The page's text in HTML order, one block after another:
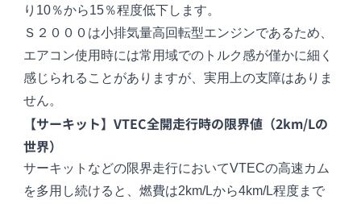
り10％から15％程度低下します。
Ｓ２０００は小排気量高回転型エンジンであるため、
エアコン使用時には常用域でのトルク感が僅かに細く
感じられることがありますが、実用上の支障はありま
せん。
【サーキット】VTEC全開走行時の限界値（2km/Lの
世界）
サーキットなどの限界走行においてVTECの高速カム
を多用し続けると、燃費は2km/Lから4km/L程度まで